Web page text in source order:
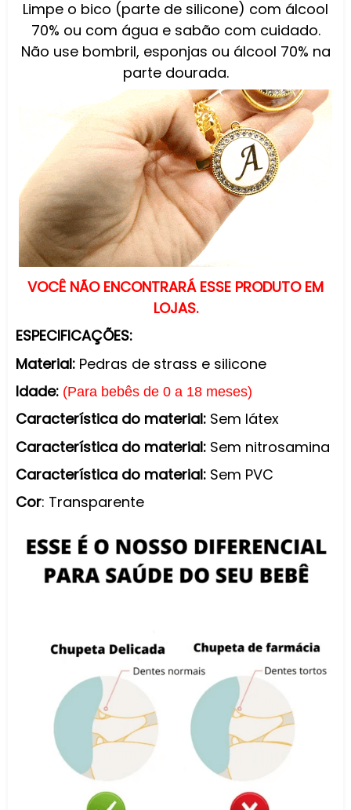
Limpe o bico (parte de silicone) com álcool
70% ou com água e sabão com cuidado.
Não use bombril, esponjas ou álcool 70% na
parte dourada.
VOCÊ NÃO ENCONTRARÁ ESSE PRODUTO EM
LOJAS.
ESPECIFICAÇÕES:
Material: Pedras de strass e silicone
Idade: (Para bebês de 0 a 18 meses)
Característica do material: Sem látex
Característica do material: Sem nitrosamina
Característica do material: Sem PVC
Cor: Transparente